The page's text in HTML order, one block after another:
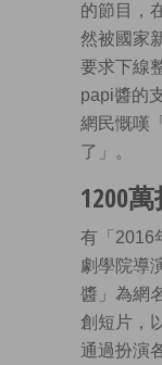
的節目，
然被國家
要求下線
papi醬的
網民慨嘆
了」。
1200
有「2016
劇學院導
醬」為網
創短片，
通過扮演